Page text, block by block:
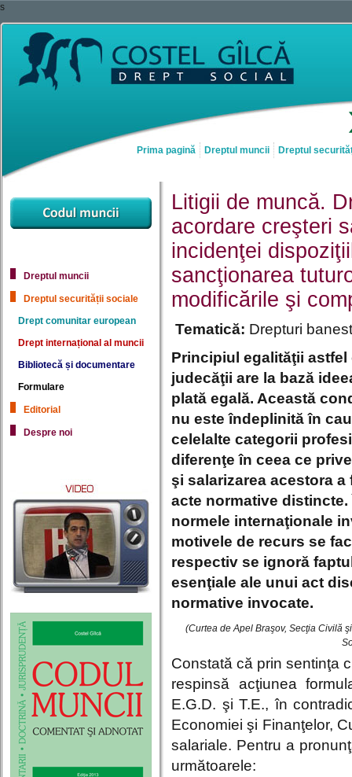
s
Prima pagină Dreptul muncii Dreptul
Litigii de muncă.
acordare creşteri
incidenţei
sancţionarea
modificările şi
Tematică: Drepturi
Principiul egalităţii
judecăţii are la bază
plată egală. Această
nu este îndeplinită în
celelalte categorii
diferenţe în ceea ce
şi salarizarea acestora
acte normative
normele internaţionale
motivele de recurs se
respectiv se ignoră
esenţiale ale unui act
normative invocate.
(Curtea de Apel Braşov, Secţia Civilă
Constată că prin sentinţa
respinsă acţiunea
E.G.D. şi T.E., în
Economiei şi Finanţelor,
salariale. Pentru a
următoarele:
Dreptul muncii
Dreptul securității sociale
Drept comunitar european
Drept internațional al muncii
Bibliotecă și documentare
Formulare
Editorial
Despre noi